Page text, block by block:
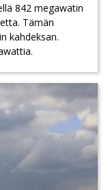
842 megawatin
Tämän
kahdeksan.